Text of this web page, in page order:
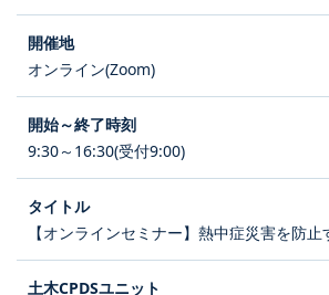
オンライン(Zoom)
9:30～16:30(受付9:00)
【オンラインセミナー】熱中症災害を防